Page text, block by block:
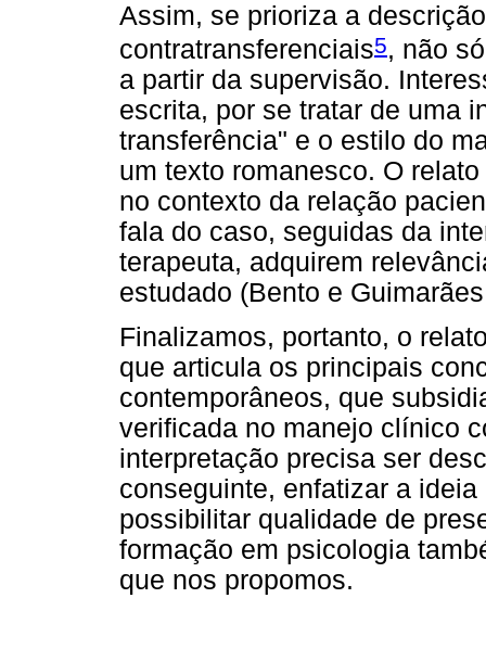
Assim, se prioriza a
contratransferenciais5, não
a partir da supervisão.
escrita, por se tratar de uma
transferência" e o estilo do
um texto romanesco. O
no contexto da relação
fala do caso, seguidas da
terapeuta, adquirem
estudado (Bento e
Finalizamos, portanto, o
que articula os principais
contemporâneos, que
verificada no manejo clínico
interpretação precisa ser
conseguinte, enfatizar a
possibilitar qualidade de
formação em psicologia
que nos propomos.